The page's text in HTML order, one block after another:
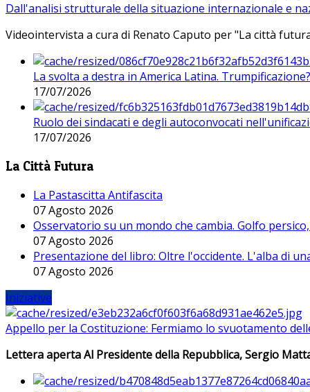
Dall'analisi strutturale della situazione internazionale e
Videointervista a cura di Renato Caputo per "La città
La svolta a destra in America Latina. Trumpificazione?
17/07/2026
Ruolo dei sindacati e degli autoconvocati
17/07/2026
La Città Futura
La Pastascitta Antifascita
07 Agosto 2026
Osservatorio su un mondo che cambia. Golfo
07 Agosto 2026
Presentazione del libro: Oltre l'occidente. L'alba di
07 Agosto 2026
Iniziative
Appello per la Costituzione: Fermiamo lo svuotamento
Lettera aperta Al Presidente della Repubblica, Sergio